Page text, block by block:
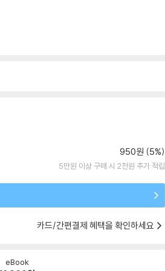
950원 (5%)
5만원 이상 구매 시 2천원 추가 적립
카드/간편결제 혜택을 확인하세요
eBook